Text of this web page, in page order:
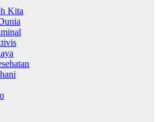
Kita